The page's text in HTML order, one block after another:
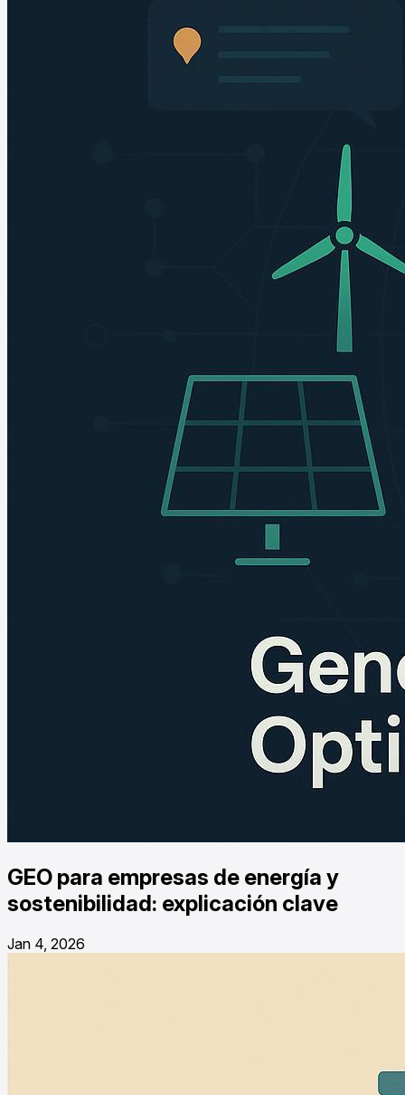
GEO para empresas de energía y
sostenibilidad: explicación clave
Jan 4, 2026